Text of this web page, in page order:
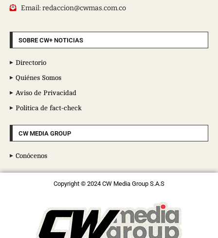
Email: redaccion@cwmas.com.co
SOBRE CW+ NOTICIAS
Directorio
Quiénes Somos
Aviso de Privacidad
Política de fact-check
CW MEDIA GROUP
Conócenos
Copyright © 2024 CW Media Group S.A.S